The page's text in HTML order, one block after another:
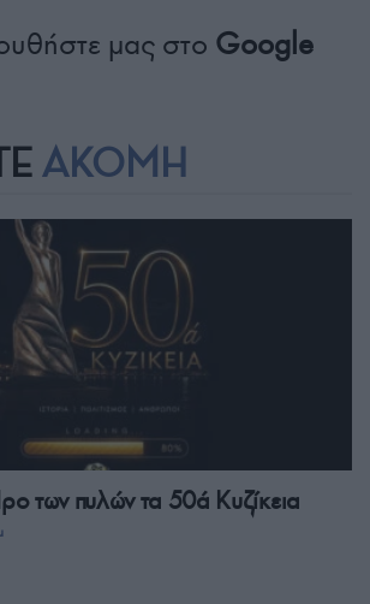
μας στο Google
ΑΚΟΜΗ
των πυλών τα 50ά Κυζίκεια